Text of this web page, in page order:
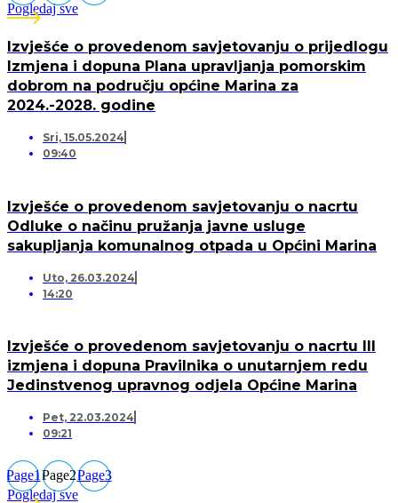
Pogledaj sve
Izvješće o provedenom savjetovanju o prijedlogu
Izmjena i dopuna Plana upravljanja pomorskim
dobrom na području općine Marina za
2024.-2028. godine
Sri, 15.05.2024
09:40
Izvješće o provedenom savjetovanju o nacrtu
Odluke o načinu pružanja javne usluge
sakupljanja komunalnog otpada u Općini Marina
Uto, 26.03.2024
14:20
Izvješće o provedenom savjetovanju o nacrtu III
izmjena i dopuna Pravilnika o unutarnjem redu
Jedinstvenog upravnog odjela Općine Marina
Pet, 22.03.2024
09:21
Page1Page2Page3
Pogledaj sve